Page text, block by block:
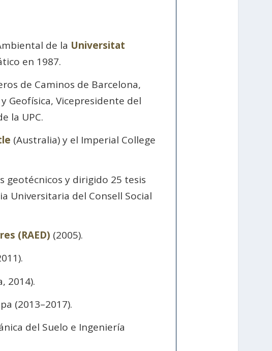
de la Universitat
en 1987.
de Caminos de Barcelona,
Geofísica, Vicepresidente del
la UPC.
(Australia) y el Imperial College
geotécnicos y dirigido 25 tesis
Universitaria del Consell Social
(RAED) (2005).
2014).
(2013–2017).
del Suelo e Ingeniería